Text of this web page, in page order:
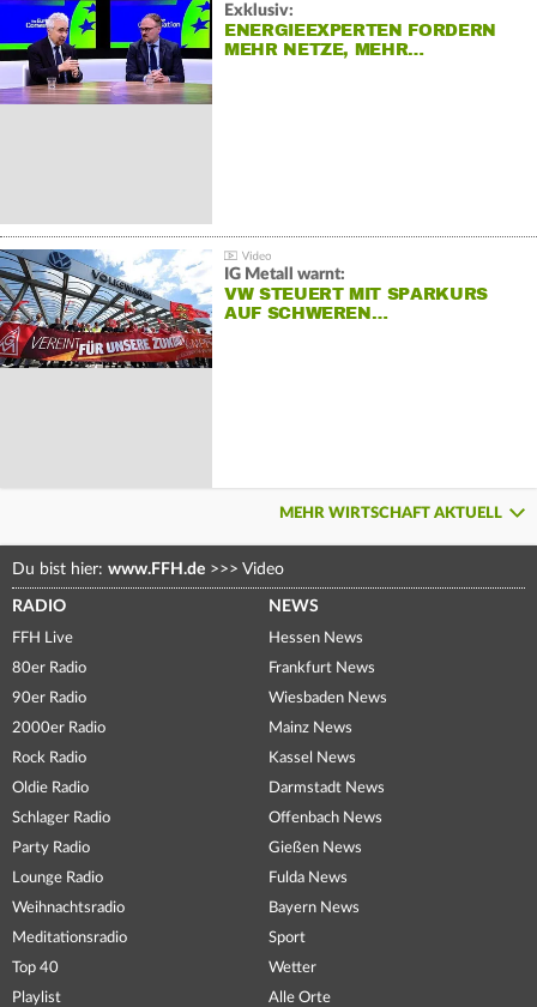
Exklusiv:
ENERGIEEXPERTEN FORDERN
MEHR NETZE, MEHR…
IG Metall warnt:
VW STEUERT MIT SPARKURS
AUF SCHWEREN…
MEHR WIRTSCHAFT AKTUELL
Du bist hier: www.FFH.de >>> Video
RADIO
FFH Live
80er Radio
90er Radio
2000er Radio
Rock Radio
Oldie Radio
Schlager Radio
Party Radio
Lounge Radio
Weihnachtsradio
Meditationsradio
Top 40
Playlist
NEWS
Hessen News
Frankfurt News
Wiesbaden News
Mainz News
Kassel News
Darmstadt News
Offenbach News
Gießen News
Fulda News
Bayern News
Sport
Wetter
Alle Orte